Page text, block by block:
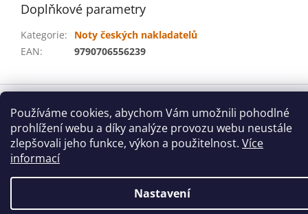
Používáme cookies, abychom Vám umožnili pohodlné
prohlížení webu a díky analýze provozu webu neustále
zlepšovali jeho funkce, výkon a použitelnost. Více
informací
Nastavení
Doplňkové parametry
Kategorie:
Noty českých nakladatelů
EAN: 9790706556239
Z
Vytvořil Shoptet
Copyright 2026